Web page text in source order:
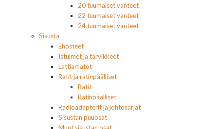
20 tuumaiset vanteet
22 tuumaiset vanteet
24 tuumaiset vanteet
Sisusta
Ehosteet
Istuimet ja tarvikkeet
Lattiamatot
Ratit ja ratinpäälliset
Ratit
Ratinpäälliset
Radioadapterit ja johtosarjat
Sisustan puuosat